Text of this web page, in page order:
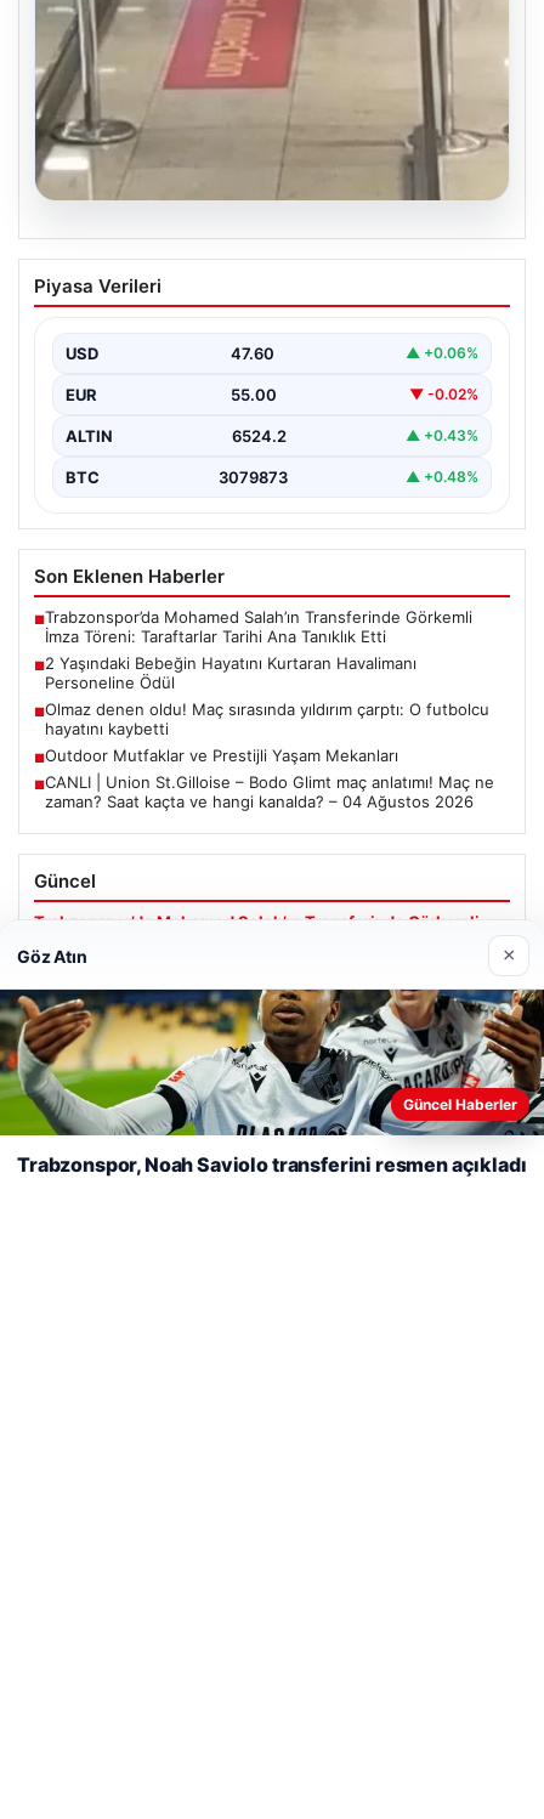
2 Yaşındaki Bebeğin Hayatını Kurtaran
Havalimanı Personeline Ödül
bir olayda, 2 yaşındaki Liam isimli bir çocuğun…
Piyasa Verileri
USD 47.60 ▲ +0.06%
EUR 55.00 ▼ -0.02%
ALTIN 6524.2 ▲ +0.43%
BTC 3079873 ▲ +0.48%
Son Eklenen Haberler
■Trabzonspor’da Mohamed Salah’ın Transferinde Görkemli
İmza Töreni: Taraftarlar Tarihi Ana Tanıklık Etti
■2 Yaşındaki Bebeğin Hayatını Kurtaran Havalimanı
Personeline Ödül
■Olmaz denen oldu! Maç sırasında yıldırım çarptı: O futbolcu
hayatını kaybetti
■Outdoor Mutfaklar ve Prestijli Yaşam Mekanları
■CANLI | Union St.Gilloise – Bodo Glimt maç anlatımı! Maç ne
zaman? Saat kaçta ve hangi kanalda? – 04 Ağustos 2026
Güncel
Trabzonspor’da Mohamed Salah’ın Transferinde Görkemli
08/05/2026
2 Yaşındaki Bebeğin Hayatını Kurtaran Havalimanı
Web sitemizi nasıl kullandığınızı daha iyi anlayabilmek,
deneyiminizi kişiselleştirmek ve geliştirmek amacıyla çerezler
kullanıyoruz.Çerez Politikamız
Reddet Kabul Et
Göz Atın ×
Güncel Haberler
Trabzonspor, Noah Saviolo transferini resmen açıkladı